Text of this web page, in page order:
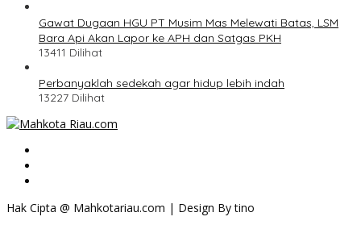
Gawat Dugaan HGU PT Musim Mas Melewati Batas, LSM
Bara Api Akan Lapor ke APH dan Satgas PKH
13411 Dilihat
Perbanyaklah sedekah agar hidup lebih indah
13227 Dilihat
Hak Cipta @ Mahkotariau.com | Design By tino